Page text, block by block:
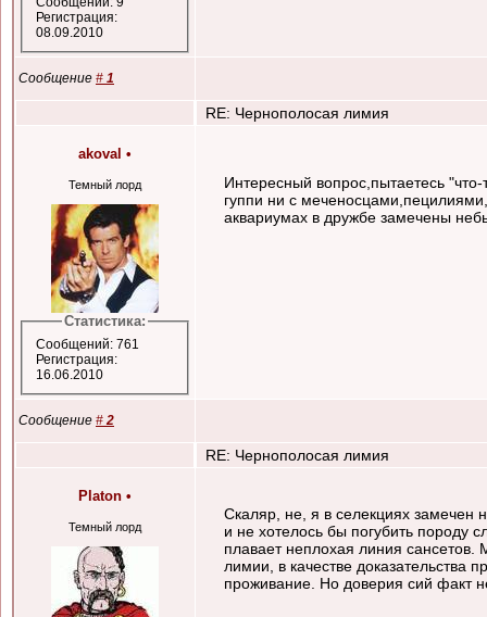
Регистрация:
08.09.2010
Сообщение # 1
RE: Чернополосая лимия
akoval •
Темный лорд
Статистика:
Сообщений: 761
Регистрация:
16.06.2010
Интересный вопрос,пытаетесь
гуппи ни с
аквариумах в дружбе замечены
Сообщение # 2
RE: Чернополосая лимия
Platon •
Темный лорд
Скаляр, не, я в селекциях замечен
и не хотелось бы погубить породу
плавает неплохая линия сансетов.
лимии, в качестве доказательства
проживание. Но доверия сий факт